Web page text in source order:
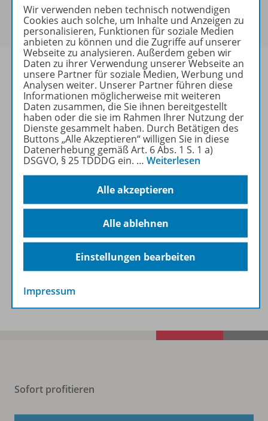
Klasse einenMengenrabatt. Der rabattierte Preis
wird Ihnen an der Kasse angezeigt.
Produktinformationen
Beschreibung
Lizenzbedingungen
Zugehörige Produkte
Benachrichtigungs-Service
Sofort profitieren
Wir verwenden neben technisch notwendigen
Cookies auch solche, um Inhalte und Anzeigen zu
personalisieren, Funktionen für soziale Medien
anbieten zu können und die Zugriffe auf unserer
Webseite zu analysieren. Außerdem geben wir
Daten zu ihrer Verwendung unserer Webseite an
unsere Partner für soziale Medien, Werbung und
Analysen weiter. Unserer Partner führen diese
Informationen möglicherweise mit weiteren
Daten zusammen, die Sie ihnen bereitgestellt
haben oder die sie im Rahmen Ihrer Nutzung der
Dienste gesammelt haben. Durch Betätigen des
Buttons „Alle Akzeptieren“ willigen Sie in diese
Datenerhebung gemäß Art. 6 Abs. 1 S. 1 a)
DSGVO, § 25 TDDDG ein. … Weiterlesen
Alle akzeptieren
Alle ablehnen
Einstellungen bearbeiten
Impressum